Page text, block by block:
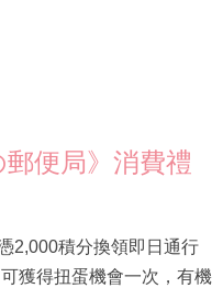
便局》消費禮
2,000積分換領即日通行
獲得扭蛋機會一次，有機